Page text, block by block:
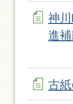
神
進
古紙